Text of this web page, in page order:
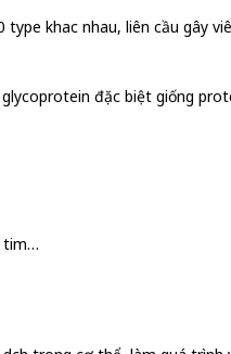
khac nhau, liên cầu gây
đặc biệt giống
tim…